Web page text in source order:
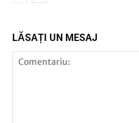
LĂSAȚI UN MESAJ